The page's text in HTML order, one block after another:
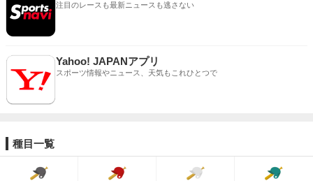
注目のレースも最新ニュースも逃さない
Yahoo! JAPANアプリ
スポーツ情報やニュース、天気もこれひとつで
種目一覧